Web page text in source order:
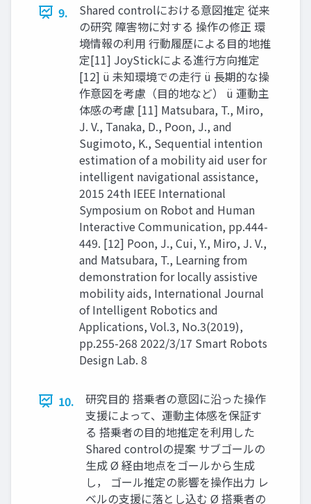
9.
Shared controlにおける意図推定 従来
の研究 障害物に対する 操作の修正 環
境情報の利⽤ ⾏動履歴による⽬的地推
定[11] JoyStickによる進⾏⽅向推定
[12] ü 未知環境での⾛⾏ ü ⻑期的な操
作意図を考慮（⽬的地など） ü 運動主
体感の考慮 [11] Matsubara, T., Miro,
J. V., Tanaka, D., Poon, J., and
Sugimoto, K., Sequential intention
estimation of a mobility aid user for
intelligent navigational assistance,
2015 24th IEEE International
Symposium on Robot and Human
Interactive Communication, pp.444-
449. [12] Poon, J., Cui, Y., Miro, J. V.,
and Matsubara, T., Learning from
demonstration for locally assistive
mobility aids, International Journal
of Intelligent Robotics and
Applications, Vol.3, No.3(2019),
pp.255-268 2022/3/17 Smart Robots
Design Lab. 8
10.
研究⽬的 搭乗者の意図に沿った操作
⽀援によって、運動主体感を保証す
る 搭乗者の⽬的地推定を利⽤した
Shared controlの提案 サブゴールの
⽣成 Ø 経由地点をゴールから⽣成
し， ゴール推定の影響を操作出⼒ レ
ベルの⽀援に落とし込む Ø 搭乗者の